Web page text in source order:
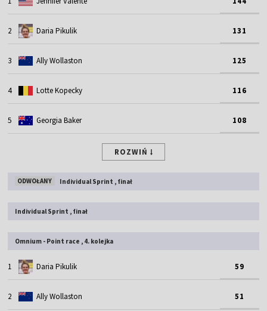
2 Daria Pikulik 131
3 Ally Wollaston 125
4 Lotte Kopecky 116
5 Georgia Baker 108
ROZWIŃ
ODWOŁANY Individual Sprint , finał
Individual Sprint , finał
Omnium - Point race , 4. kolejka
1 Daria Pikulik 59
2 Ally Wollaston 51